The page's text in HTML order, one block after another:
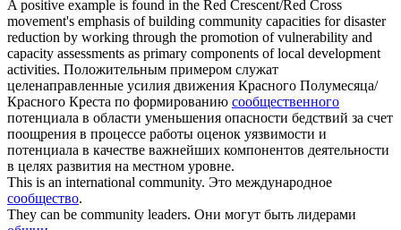
A positive example is found in the Red Crescent/Red Cross
movement's emphasis of building community capacities for disaster
reduction by working through the promotion of vulnerability and
capacity assessments as primary components of local development
activities. Положительным примером служат
целенаправленные усилия движения Красного Полумесяца/
Красного Креста по формированию сообщественного
потенциала в области уменьшения опасности бедствий за счет
поощрения в процессе работы оценок уязвимости и
потенциала в качестве важнейших компонентов деятельности
в целях развития на местном уровне.
This is an international community. Это международное
сообщество.
They can be community leaders. Они могут быть лидерами